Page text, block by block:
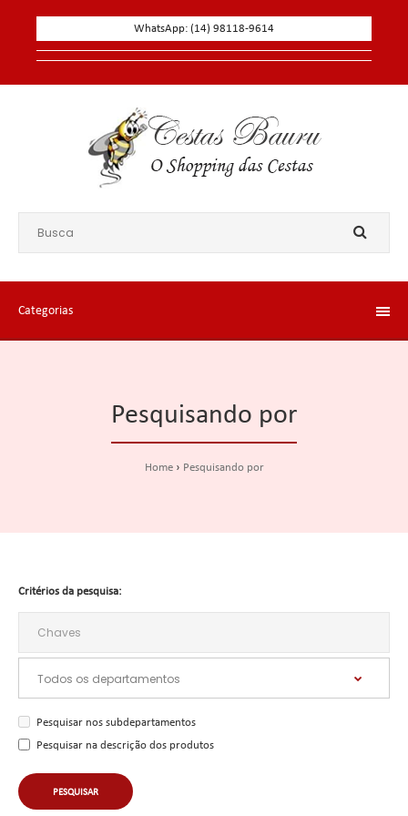
WhatsApp: (14) 98118-9614
Categorias
Pesquisando por
Home Pesquisando por
Critérios da pesquisa:
Pesquisar nos subdepartamentos
Pesquisar na descrição dos produtos